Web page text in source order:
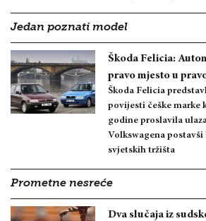
Jedan poznati model
Škoda Felicia:
pravo mjesto u
Škoda Felicia
povijesti češke marke
godine proslavila
Volkswagena postavši
svjetskih tržišta
Prometne nesreće
Dva slučaja iz